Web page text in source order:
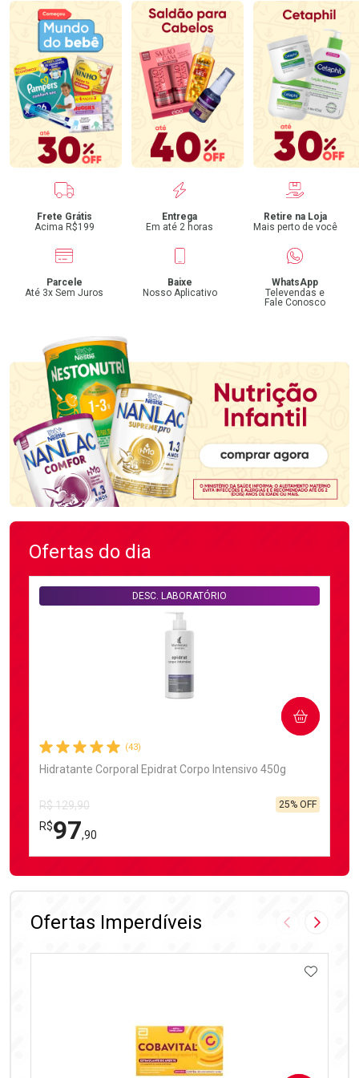
Benefícios
Frete Grátis
Acima R$199
Entrega
Em até 2 horas
Retire na Loja
Mais perto de você
Parcele
Até 3x Sem Juros
Baixe
Nosso Aplicativo
WhatsApp
Televendas e
Fale Conosco
Ofertas do dia
(43)
Hidratante Corporal Epidrat Corpo Intensivo 450g
DESC. LABORATÓRIO
R$ 129,90
R$97,90
25% OFF
COMPRAR
FECHAR
FECHAR
Ofertas Imperdíveis Imagem